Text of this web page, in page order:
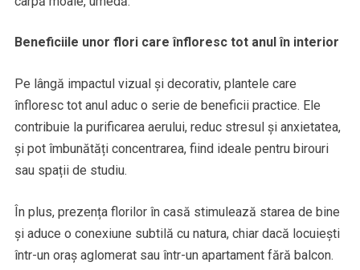
Beneficiile unor flori care înfloresc tot anul în interior
Pe lângă impactul vizual și decorativ, plantele care
înfloresc tot anul aduc o serie de beneficii practice. Ele
contribuie la purificarea aerului, reduc stresul și anxietatea,
și pot îmbunătăți concentrarea, fiind ideale pentru birouri
sau spații de studiu.
În plus, prezența florilor în casă stimulează starea de bine
și aduce o conexiune subtilă cu natura, chiar dacă locuiești
într-un oraș aglomerat sau într-un apartament fără balcon.